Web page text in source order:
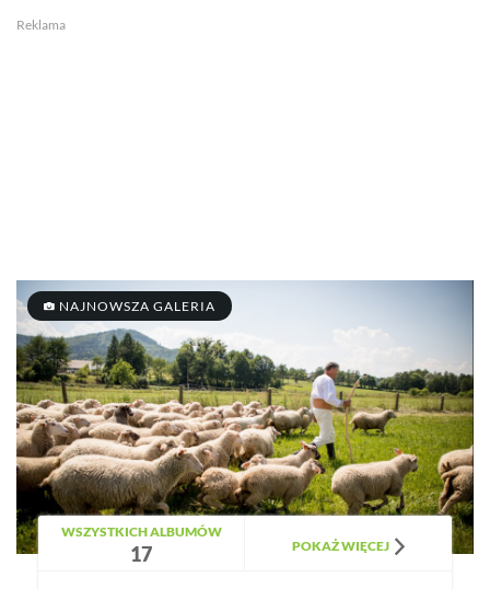
Reklama
NAJNOWSZA GALERIA
WSZYSTKICH ALBUMÓW
17 POKAŻ WIĘCEJ